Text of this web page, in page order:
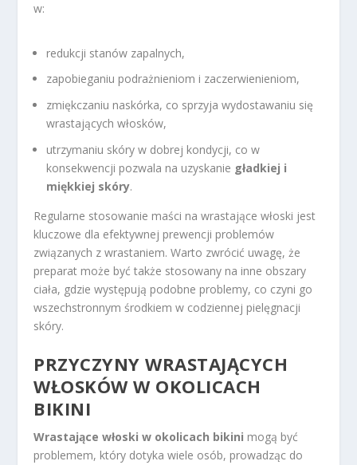
w:
redukcji stanów zapalnych,
zapobieganiu podrażnieniom i zaczerwienieniom,
zmiękczaniu naskórka, co sprzyja wydostawaniu się
wrastających włosków,
utrzymaniu skóry w dobrej kondycji, co w
konsekwencji pozwala na uzyskanie gładkiej i
miękkiej skóry.
Regularne stosowanie maści na wrastające włoski jest
kluczowe dla efektywnej prewencji problemów
związanych z wrastaniem. Warto zwrócić uwagę, że
preparat może być także stosowany na inne obszary
ciała, gdzie występują podobne problemy, co czyni go
wszechstronnym środkiem w codziennej pielęgnacji
skóry.
PRZYCZYNY WRASTAJĄCYCH
WŁOSKÓW W OKOLICACH
BIKINI
Wrastające włoski w okolicach bikini mogą być
problemem, który dotyka wiele osób, prowadząc do